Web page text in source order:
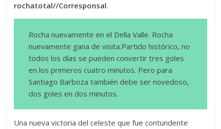
rochatotal//Corresponsal.
Rocha nuevamente en el Della Valle. Rocha
nuevamente gana de visita.Partido histórico, no
todos los días se pueden convertir tres goles
en los primeros cuatro minutos. Pero para
Santiago Barboza también debe ser novedoso,
dos goles en dos minutos.
Una nueva victoria del celeste que fue contundente